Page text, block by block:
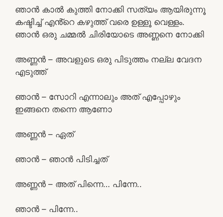
ഞാൻ കാൽ കുത്തി നോക്കി സത്യം ആയിരുന്നൂ
കഷ്ടിച്ച് എൻ്റെ കഴുത്ത് വരെ ഉള്ളൂ വെള്ളം.
ഞാൻ ഒരു ചമ്മൽ ചിരിയോടെ അണ്ണനെ നോക്കി
അണ്ണൻ – അവളുടെ ഒരു പിടുത്തം നല്ല വേദന
എടുത്ത്
ഞാൻ – സോറി എന്നാലും അത് എപ്പോഴും
ഇങ്ങനെ തന്നെ ആണോ
അണ്ണൻ – ഏത്
ഞാൻ – ഞാൻ പിടിച്ചത്
അണ്ണൻ – അത് പിന്നെ… പിന്നേ..
ഞാൻ – പിന്നേ..